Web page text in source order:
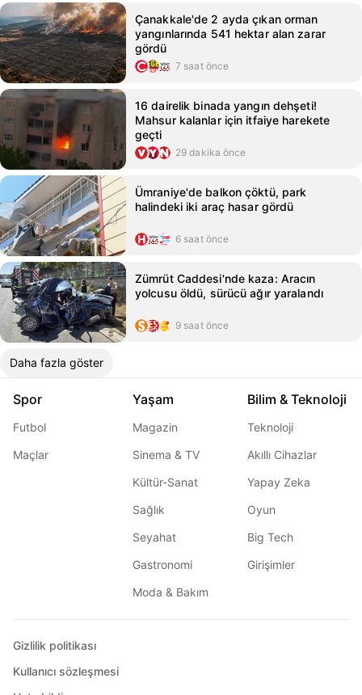
Çanakkale'de 2 ayda çıkan orman
yangınlarında 541 hektar alan zarar
gördü
7 saat önce
16 dairelik binada yangın dehşeti!
Mahsur kalanlar için itfaiye harekete
geçti
29 dakika önce
Ümraniye'de balkon çöktü, park
halindeki iki araç hasar gördü
6 saat önce
Zümrüt Caddesi'nde kaza: Aracın
yolcusu öldü, sürücü ağır yaralandı
9 saat önce
Daha fazla göster
Spor
Futbol
Maçlar
Yaşam
Magazin
Sinema & TV
Kültür-Sanat
Sağlık
Seyahat
Gastronomi
Moda & Bakım
Bilim & Teknoloji
Teknoloji
Akıllı Cihazlar
Yapay Zeka
Oyun
Big Tech
Girişimler
Gizlilik politikası
Kullanıcı sözleşmesi